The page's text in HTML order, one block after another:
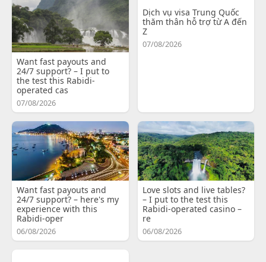
Want fast payouts and
24/7 support? – I put to
the test this Rabidi-
operated cas
07/08/2026
Dịch vụ visa Trung Quốc
thăm thân hỗ trợ từ A đến
Z
07/08/2026
Want fast payouts and
24/7 support? – here's my
experience with this
Rabidi-oper
06/08/2026
Love slots and live tables?
– I put to the test this
Rabidi-operated casino –
re
06/08/2026